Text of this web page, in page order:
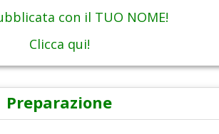
con il TUO NOME!
Clicca qui!
Preparazione